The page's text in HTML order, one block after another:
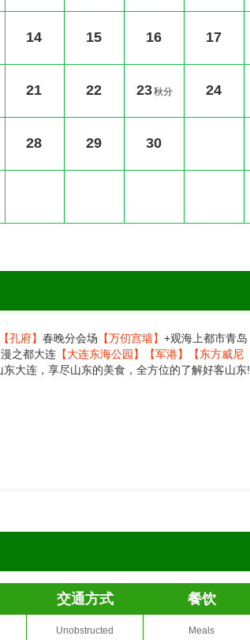
14 15 16 17
21 22 23秋分 24
28 29 30
【孔府】 春晚分会场 【万仞宫墙】 +观海上都市青岛
之都大连 【大连东海公园】 【军港】
【东方威尼
大连，享尽山东的美食，全方位的了解好客山东!
交通方式 餐饮
Unobstructed Meals